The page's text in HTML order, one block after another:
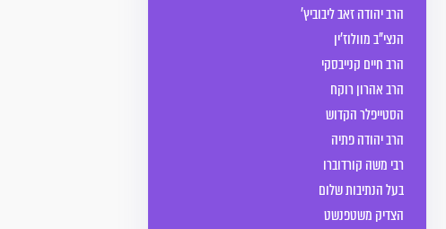
הרב יהודה זאב ליבוביץ'
הנצי"ב מוולוז'ין
הרב חיים קנייבסקי
הרב אהרון רוקח
הסטייפלר הקדוש
הרב יהודה פתיה
רבי משה קורדוברו
בעל הנתיבות שלום
הצדיק משטפנשט